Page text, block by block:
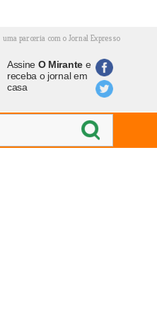
uma parceria com o Jornal Expresso
Assine O Mirantee
receba o jornal em
casa